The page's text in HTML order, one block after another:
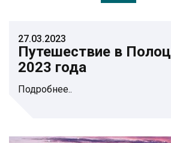
27.03.2023
Путешествие в
2023 года
Подробнее..